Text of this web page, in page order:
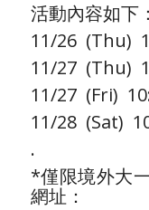
活動內容如下：
11/26 (Thu)
11/27 (Thu)
11/27 (Fri)
11/28 (Sat)
.
*僅限境外大
網址：